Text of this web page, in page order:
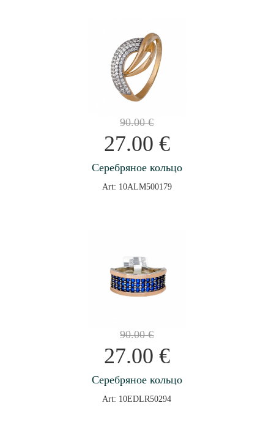
90.00€
27.00 €
Серебряное кольцо
Art: 10ALM500179
90.00€
27.00 €
Серебряное кольцо
Art: 10EDLR50294